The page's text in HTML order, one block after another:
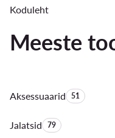
Koduleht
Meeste
AksessuaaridToodete arv:
51
JalatsidToodete arv:
79